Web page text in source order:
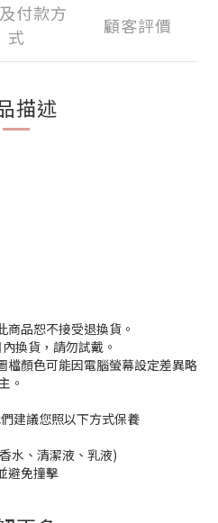
付款方
式
顧客評價
描述
商品恕不接受退換貨。
換貨，請勿試戴。
檔顏色可能因電腦螢幕設定差異略
。
建議您照以下方式保養
水、清潔液、乳液)
避免撞擊